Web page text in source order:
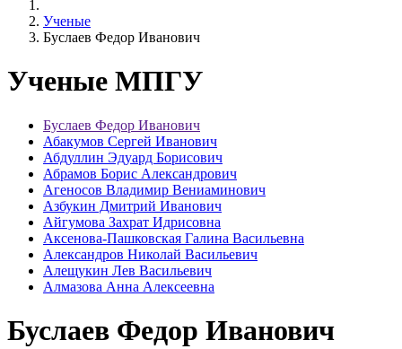
Ученые
Буслаев Федор Иванович
Ученые МПГУ
Буслаев Федор Иванович
Абакумов Сергей Иванович
Абдуллин Эдуард Борисович
Абрамов Борис Александрович
Агеносов Владимир Вениаминович
Азбукин Дмитрий Иванович
Айгумова Захрат Идрисовна
Аксенова-Пашковская Галина Васильевна
Александров Николай Васильевич
Алещукин Лев Васильевич
Алмазова Анна Алексеевна
Буслаев Федор Иванович